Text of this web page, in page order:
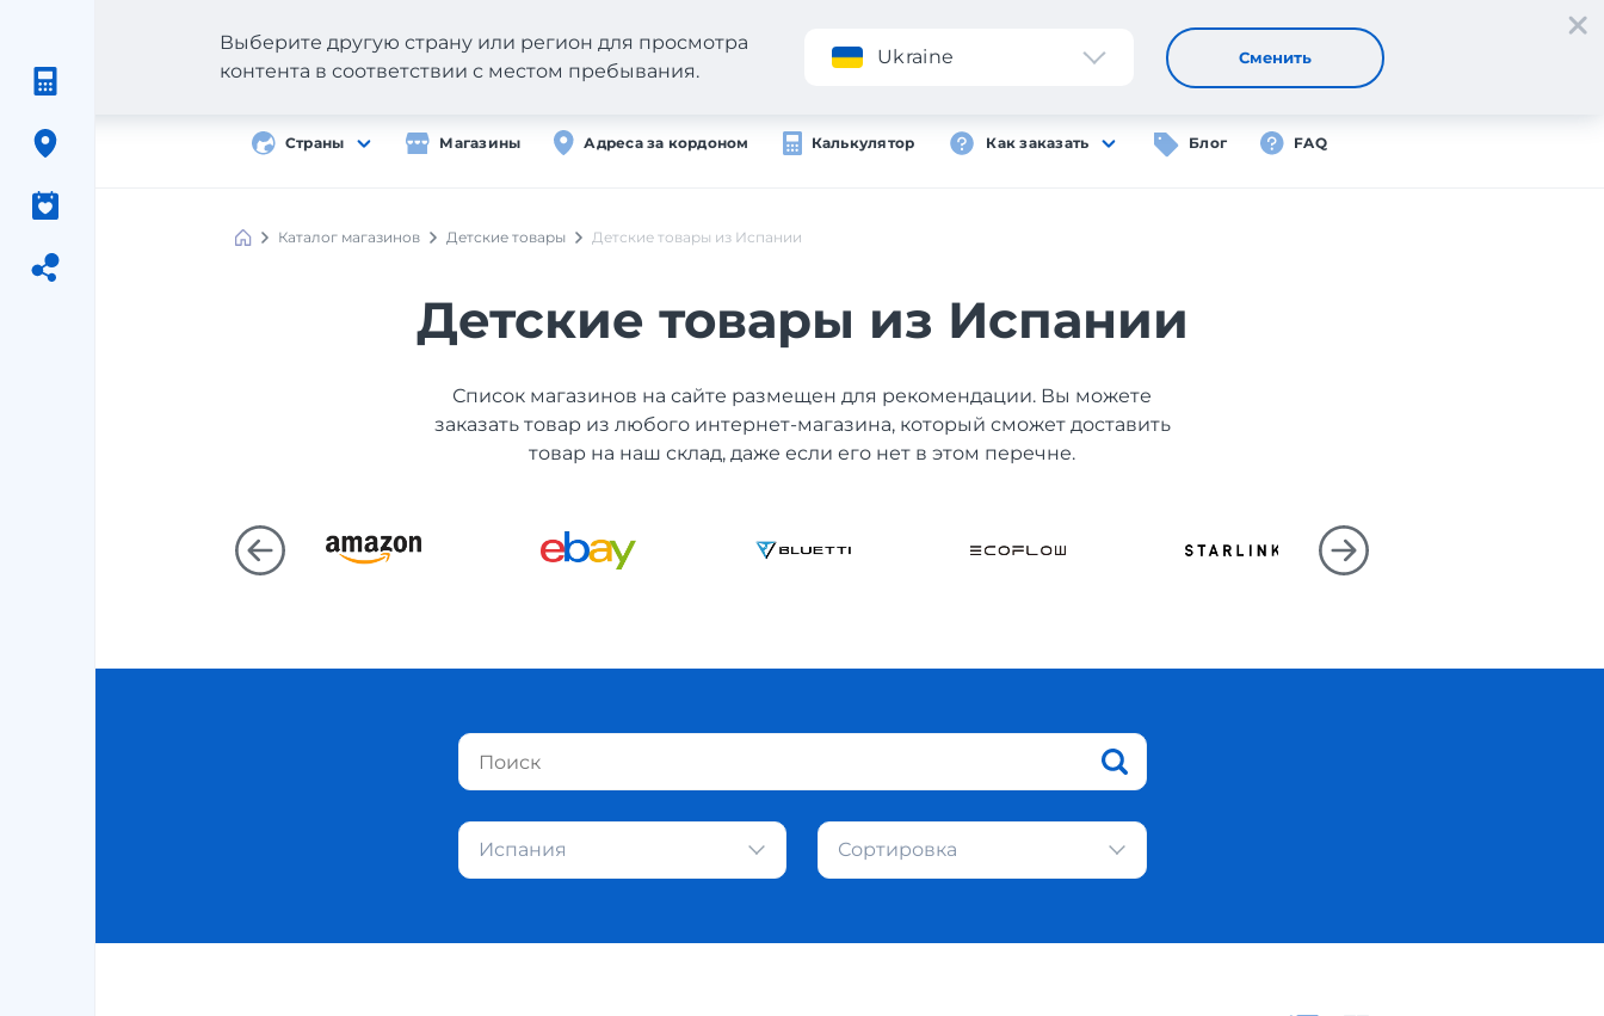
Приложение Регистрация Вход
Страны Магазины Адреса за кордоном Калькулятор Как заказать Блог FAQ
Выберите другую страну или регион для просмотра
контента в соответствии с местом пребывания.
Ukraine Сменить
Каталог магазинов Детские товары Детские товары из Испании
Детские товары из Испании
Список магазинов на сайте размещен для рекомендации. Вы можете
заказать товар из любого интернет-магазина, который сможет доставить
товар на наш склад, даже если его нет в этом перечне.
Испания Сортировка